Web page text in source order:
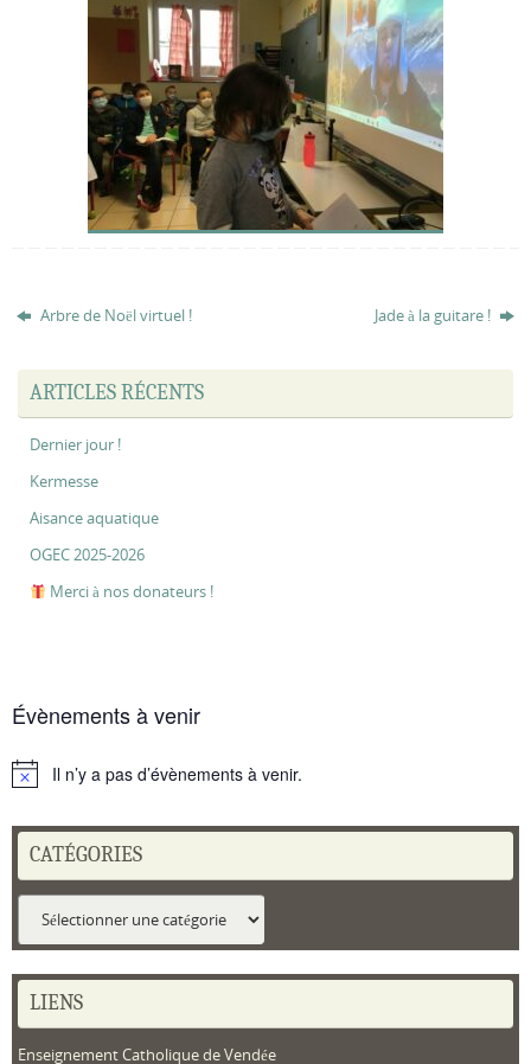
Arbre de Noël virtuel ! Jade à la guitare !
ARTICLES RÉCENTS
Dernier jour !
Kermesse
Aisance aquatique
OGEC 2025-2026
Merci à nos donateurs !
Évènements à venir
NoticeIl n’y a pas d’évènements à venir.
CATÉGORIES
LIENS
Enseignement Catholique de Vendée